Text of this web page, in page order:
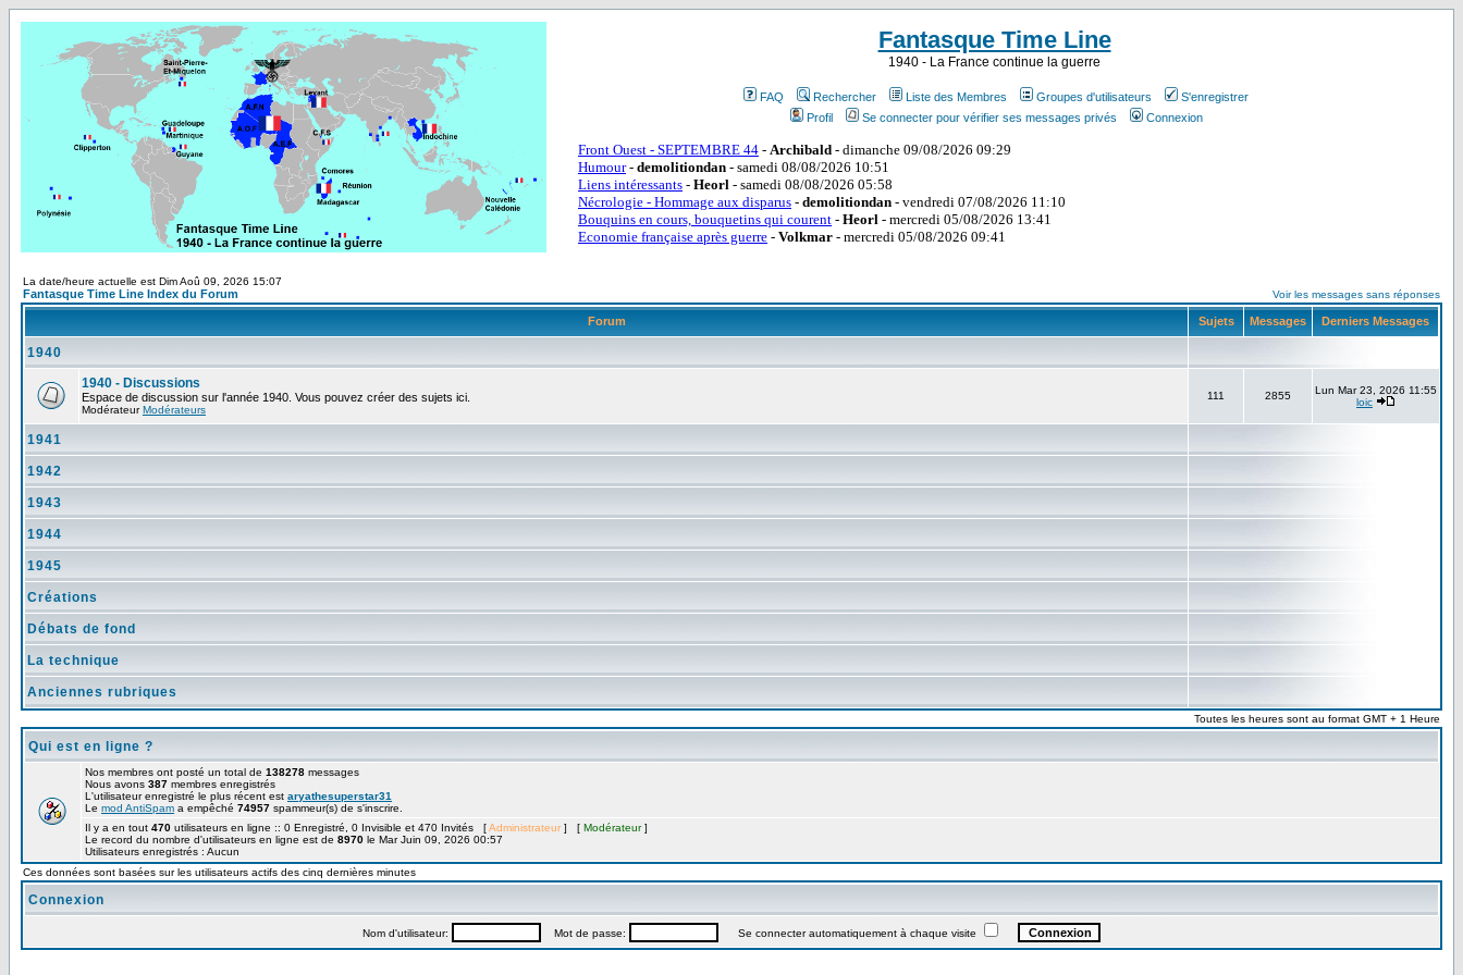
Fantasque Time Line
1940 - La France continue la guerre
FAQ Rechercher Liste des Membres Groupes d'utilisateurs
S'enregistrer
Profil
Se connecter pour vérifier ses messages privés Connexion
La date/heure actuelle est Dim Aoû 09, 2026 15:07
Fantasque Time Line Index du Forum Voir les messages sans réponses
Forum Sujets Messages Derniers Messages
1940
1940 - Discussions
Espace de discussion sur l'année 1940. Vous pouvez créer des sujets ici.
ModérateurModérateurs
111 2855
Lun Mar 23, 2026 11:55
loic
1941
1942
1943
1944
1945
Créations
Débats de fond
La technique
Anciennes rubriques
Toutes les heures sont au format GMT + 1 Heure
Qui est en ligne ?
Nos membres ont posté un total de 138278 messages
Nous avons 387 membres enregistrés
L'utilisateur enregistré le plus récent est aryathesuperstar31
Le mod AntiSpam a empêché 74957 spammeur(s) de s'inscrire.
Il y a en tout 470 utilisateurs en ligne :: 0 Enregistré, 0 Invisible et 470 Invités [Administrateur ] [ Modérateur]
Le record du nombre d'utilisateurs en ligne est de 8970 le Mar Juin 09, 2026 00:57
Utilisateurs enregistrés : Aucun
Ces données sont basées sur les utilisateurs actifs des cinq dernières minutes
Connexion
Nom d'utilisateur: Mot de passe: Se connecter automatiquement à chaque visite